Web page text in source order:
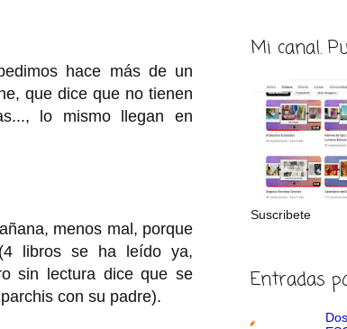
hace más de un
que dice que no tienen
lo mismo llegan en
menos mal, porque
libros se ha leído ya,
sin lectura dice que se
con su padre).
Mi canal.
Suscribete
Entradas